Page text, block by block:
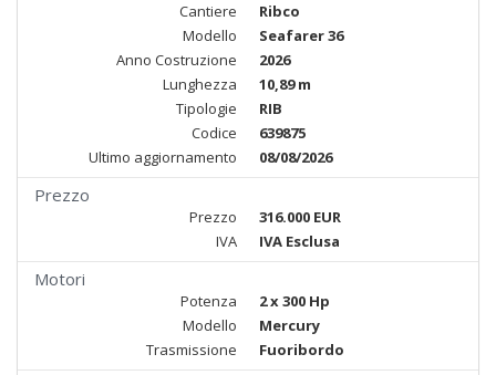
Cantiere
Ribco
Modello
Seafarer 36
Anno Costruzione
2026
Lunghezza
10,89 m
Tipologie
RIB
Codice
639875
Ultimo aggiornamento
08/08/2026
Prezzo
Prezzo
316.000 EUR
IVA
IVA Esclusa
Motori
Potenza
2 x 300 Hp
Modello
Mercury
Trasmissione
Fuoribordo